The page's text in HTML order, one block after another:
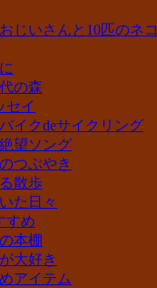
じいさんと10匹のネコ
の森
セイ
イクdeサイクリング
望ソング
つぶやき
散歩
た日々
すめ
本棚
大好き
アイテム